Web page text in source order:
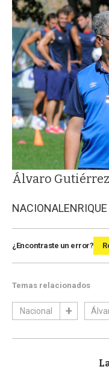
Álvaro
NACIONAL
¿Encontraste un error?
Temas relacionados
Nacional